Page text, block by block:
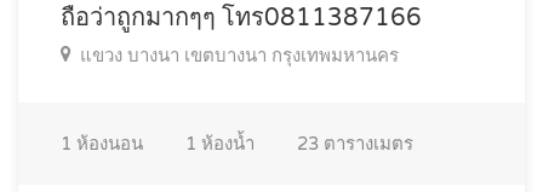
ถือว่าถูกมากๆๆ โทร0811387166
แขวง บางนา เขตบางนา กรุงเทพมหานคร
1 ห้องนอน 1 ห้องน้ำ 23 ตารางเมตร